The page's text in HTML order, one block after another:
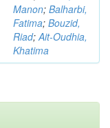
Manon; Balharbi,
Fatima; Bouzid,
Riad;Ait-Oudhia,
Khatima